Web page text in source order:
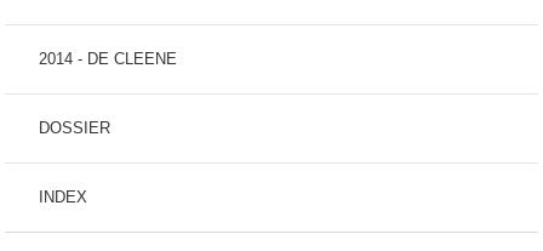
2014 - DE CLEENE
DOSSIER
INDEX